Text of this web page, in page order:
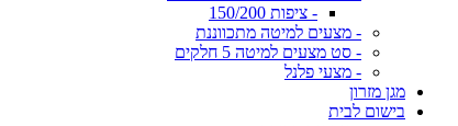
- ציפות 150/200
- מצעים למיטה מתכווננת
- סט מצעים למיטה 5 חלקים
- מצעי פלנל
מגן מזרון
בישום לבית